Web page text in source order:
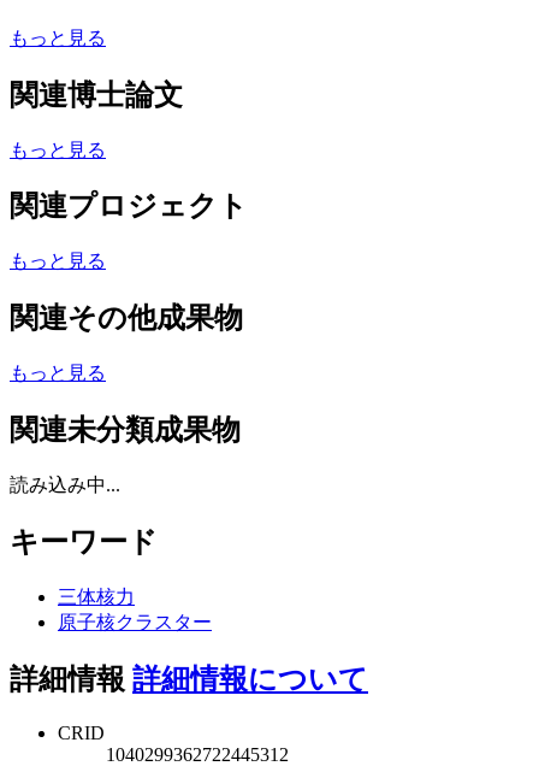
もっと見る
関連博士論文
もっと見る
関連プロジェクト
もっと見る
関連その他成果物
もっと見る
関連未分類成果物
読み込み中...
キーワード
三体核力
原子核クラスター
詳細情報 詳細情報について
CRID
1040299362722445312